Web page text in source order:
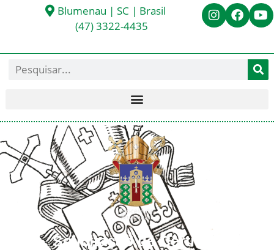
Blumenau | SC | Brasil
(47) 3322-4435
Solicitação de Certidão